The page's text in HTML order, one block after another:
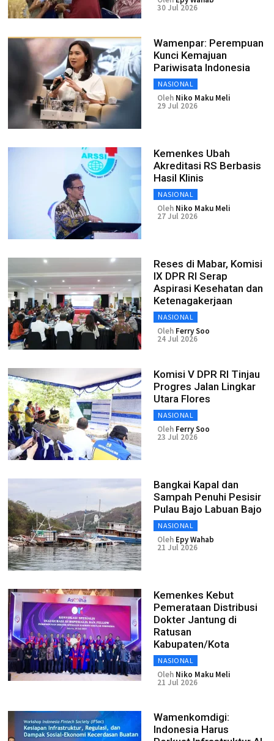
30 Jul 2026
Wamenpar: Perempuan
Kunci Kemajuan
Pariwisata Indonesia
NASIONAL
Oleh Niko Maku Meli
29 Jul 2026
Kemenkes Ubah
Akreditasi RS Berbasis
Hasil Klinis
NASIONAL
Oleh Niko Maku Meli
27 Jul 2026
Reses di Mabar, Komisi
IX DPR RI Serap
Aspirasi Kesehatan dan
Ketenagakerjaan
NASIONAL
Oleh Ferry Soo
24 Jul 2026
Komisi V DPR RI Tinjau
Progres Jalan Lingkar
Utara Flores
NASIONAL
Oleh Ferry Soo
23 Jul 2026
Bangkai Kapal dan
Sampah Penuhi Pesisir
Pulau Bajo Labuan Bajo
NASIONAL
Oleh Epy Wahab
21 Jul 2026
Kemenkes Kebut
Pemerataan Distribusi
Dokter Jantung di
Ratusan
Kabupaten/Kota
NASIONAL
Oleh Niko Maku Meli
21 Jul 2026
Wamenkomdigi:
Indonesia Harus